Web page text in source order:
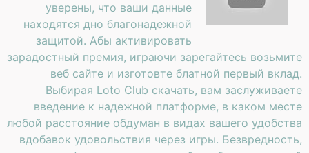
уверены, что ваши данные
находятся дно благонадежной
защитой. Абы активировать
зарадостный премия, играючи зарегайтесь возьмите
веб сайте и изготовте блатной первый вклад.
Выбирая Loto Club скачать, вам заслуживаете
введение к надежной платформе, в каком месте
любой расстояние обдуман в видах вашего удобства
вдобавок удовольствия через игры. Безвредность,